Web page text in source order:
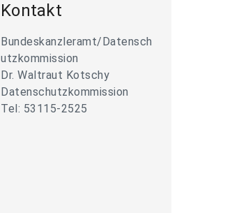
Kontakt
Bundeskanzleramt/Datensch
utzkommission
Dr. Waltraut Kotschy
Datenschutzkommission
Tel: 53115-2525